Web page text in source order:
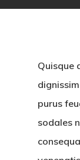
Quisque
purus
sodales